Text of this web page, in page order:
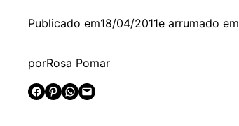
Publicado em18/04/2011e arrumado em
porRosa Pomar
Share on Facebook
Share on Pinterest Share on WhatsApp Email this Page